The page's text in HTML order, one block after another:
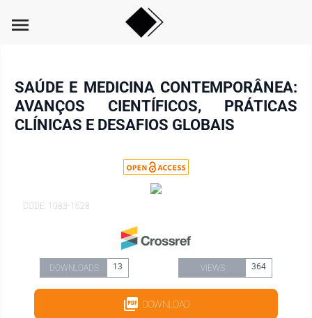
menu
SAÚDE E MEDICINA CONTEMPORÂNEA:
AVANÇOS CIENTÍFICOS, PRÁTICAS
CLÍNICAS E DESAFIOS GLOBAIS
CODE: 1083-1628
DOWNLOADS 13 VIEWS 364
DOWNLOAD